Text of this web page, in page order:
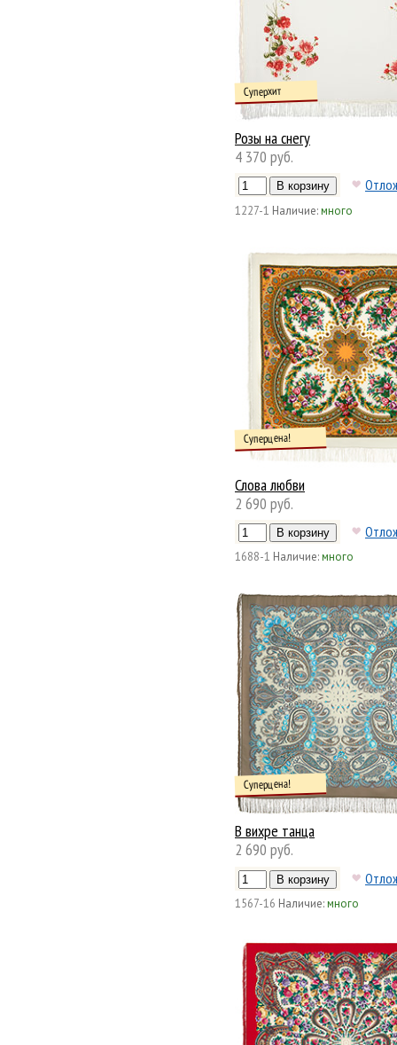
Розы на снегу
Суперхит
4 370 руб.
1227-1 Наличие:много
Слова любви
Суперцена!
2 690 руб.
1688-1 Наличие:много
В вихре танца
Суперцена!
2 690 руб.
1567-16 Наличие:много